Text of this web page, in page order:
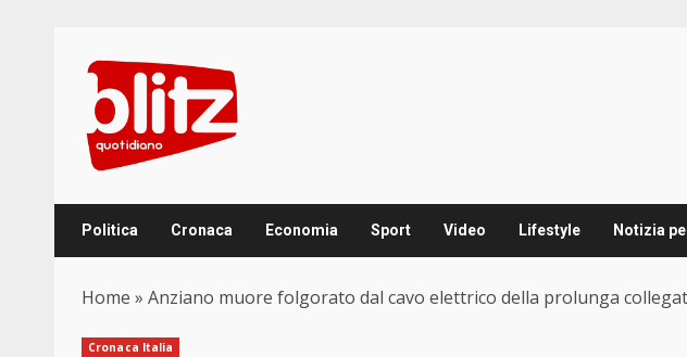
content
Politica Cronaca Economia Sport Video Lifestyle Notizia
Home » Anziano muore folgorato dal cavo elettrico della prolunga
Cronaca Italia